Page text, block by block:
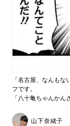
「名古屋、なんも
フです。
「八十亀ちゃんか
山下奈緒子